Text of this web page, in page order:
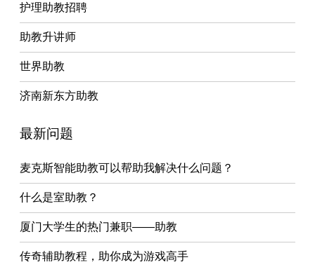
护理助教招聘
助教升讲师
世界助教
济南新东方助教
最新问题
麦克斯智能助教可以帮助我解决什么问题？
什么是室助教？
厦门大学生的热门兼职——助教
传奇辅助教程，助你成为游戏高手